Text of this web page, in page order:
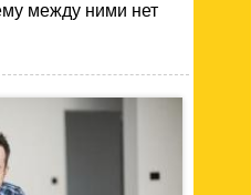
между ними нет